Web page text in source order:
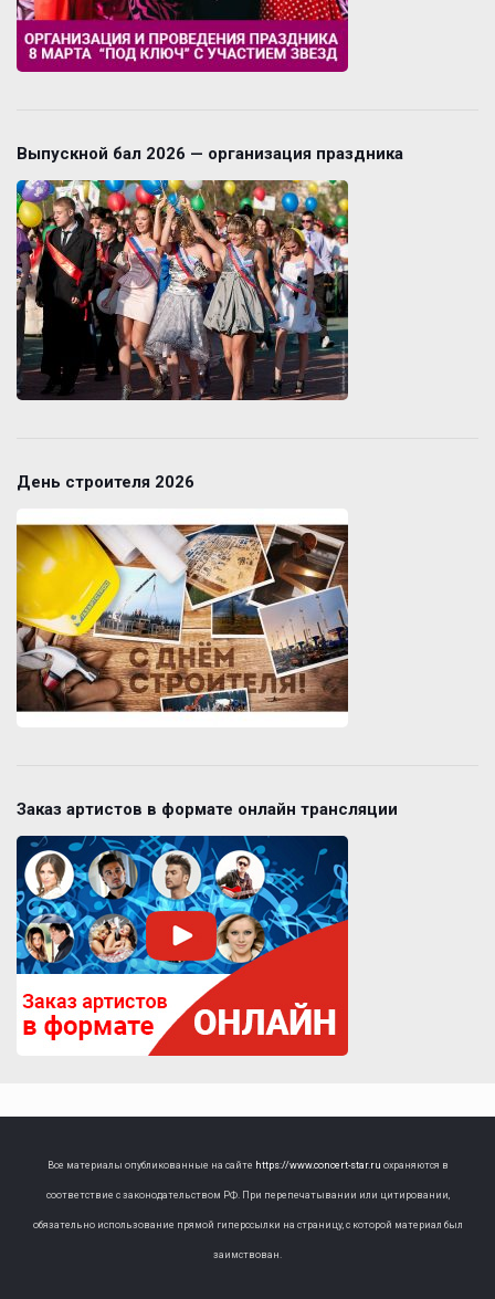
Выпускной бал 2026 — организация праздника
День строителя 2026
Заказ артистов в формате онлайн трансляции
Все материалы опубликованные на сайте https://www.concert-star.ru охраняются в
соответствие с законодательством РФ. При перепечатывании или цитировании,
обязательно использование прямой гиперссылки на страницу, с которой материал был
заимствован.